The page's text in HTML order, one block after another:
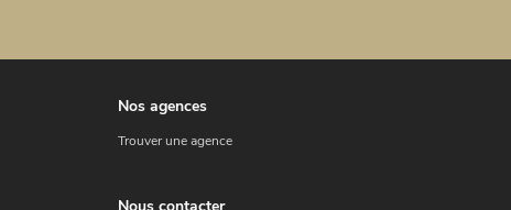
Nos agences
Trouver une agence